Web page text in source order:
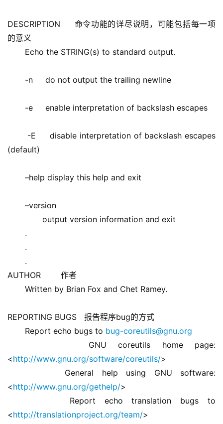
DESCRIPTION     命令功能的详尽说明，可能包括每一项
的意义
Echo the STRING(s) to standard output.
-n     do not output the trailing newline
-e     enable interpretation of backslash escapes
-E     disable interpretation of backslash escapes
(default)
–help display this help and exit
–version
output version information and exit
.
.
.
AUTHOR        作者
Written by Brian Fox and Chet Ramey.
REPORTING BUGS   报告程序bug的方式
Report echo bugs to bug-coreutils@gnu.org
GNU coreutils home page:
<http://www.gnu.org/software/coreutils/>
General help using GNU software:
<http://www.gnu.org/gethelp/>
Report echo translation bugs to
<http://translationproject.org/team/>